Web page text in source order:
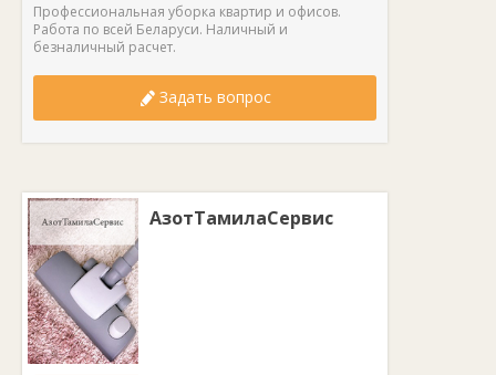
Профессиональная уборка квартир и офисов.
Работа по всей Беларуси. Наличный и
безналичный расчет.
Задать вопрос
АзотТамилаСервис